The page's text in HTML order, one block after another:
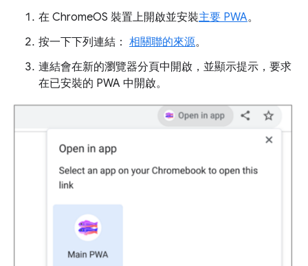
在 ChromeOS 裝置上開啟並安裝主要 PWA。
按一下下列連結： 相關聯的來源。
連結會在新的瀏覽器分頁中開啟，並顯示提示，要求
在已安裝的 PWA 中開啟。